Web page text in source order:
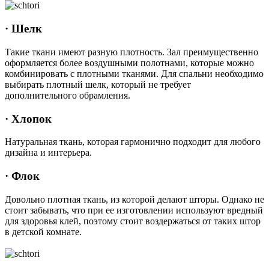
· Шелк
Такие ткани имеют разную плотность. Зал преимущественно
оформляется более воздушными полотнами, которые можно
комбинировать с плотными тканями. Для спальни необходимо
выбирать плотный шелк, который не требует
дополнительного обрамления.
· Хлопок
Натуральная ткань, которая гармонично подходит для любого
дизайна и интерьера.
· Флок
Довольно плотная ткань, из которой делают шторы. Однако не
стоит забывать, что при ее изготовлении используют вредный
для здоровья клей, поэтому стоит воздержаться от таких штор
в детской комнате.